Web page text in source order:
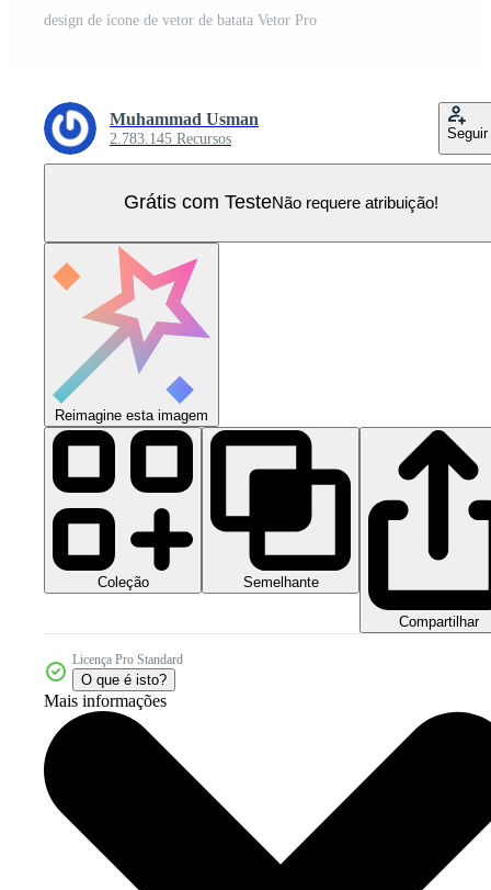
design de ícone de vetor de batata Vetor Pro
Muhammad Usman
2.783.145 Recursos Seguir
Grátis com TesteNão requere atribuição!
Reimagine esta imagem
Coleção Semelhante
Compartilhar
Licença Pro Standard
O que é isto?
Mais informações